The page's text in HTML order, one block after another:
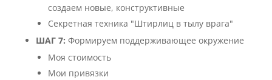
создаем новые, конструктивные
Секретная техника "Штирлиц в тылу врага"
ШАГ 7: Формируем поддерживающее окружение
Моя стоимость
Мои привязки